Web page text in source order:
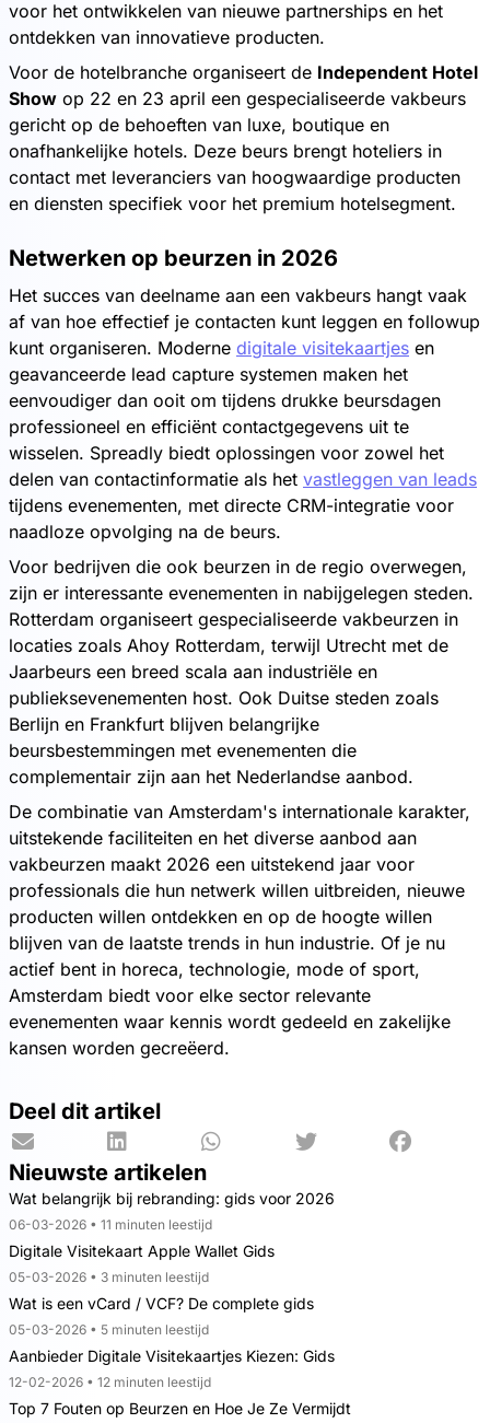
voor het ontwikkelen van nieuwe partnerships en het
ontdekken van innovatieve producten.
Voor de hotelbranche organiseert de Independent Hotel
Show op 22 en 23 april een gespecialiseerde vakbeurs
gericht op de behoeften van luxe, boutique en
onafhankelijke hotels. Deze beurs brengt hoteliers in
contact met leveranciers van hoogwaardige producten
en diensten specifiek voor het premium hotelsegment.
Netwerken op beurzen in 2026
Het succes van deelname aan een vakbeurs hangt vaak
af van hoe effectief je contacten kunt leggen en followup
kunt organiseren. Moderne digitale visitekaartjes en
geavanceerde lead capture systemen maken het
eenvoudiger dan ooit om tijdens drukke beursdagen
professioneel en efficiënt contactgegevens uit te
wisselen. Spreadly biedt oplossingen voor zowel het
delen van contactinformatie als het vastleggen van leads
tijdens evenementen, met directe CRM-integratie voor
naadloze opvolging na de beurs.
Voor bedrijven die ook beurzen in de regio overwegen,
zijn er interessante evenementen in nabijgelegen steden.
Rotterdam organiseert gespecialiseerde vakbeurzen in
locaties zoals Ahoy Rotterdam, terwijl Utrecht met de
Jaarbeurs een breed scala aan industriële en
publieksevenementen host. Ook Duitse steden zoals
Berlijn en Frankfurt blijven belangrijke
beursbestemmingen met evenementen die
complementair zijn aan het Nederlandse aanbod.
De combinatie van Amsterdam's internationale karakter,
uitstekende faciliteiten en het diverse aanbod aan
vakbeurzen maakt 2026 een uitstekend jaar voor
professionals die hun netwerk willen uitbreiden, nieuwe
producten willen ontdekken en op de hoogte willen
blijven van de laatste trends in hun industrie. Of je nu
actief bent in horeca, technologie, mode of sport,
Amsterdam biedt voor elke sector relevante
evenementen waar kennis wordt gedeeld en zakelijke
kansen worden gecreëerd.
Deel dit artikel
Nieuwste artikelen
Wat belangrijk bij rebranding: gids voor 2026
06-03-2026 • 11 minuten leestijd
Digitale Visitekaart Apple Wallet Gids
05-03-2026 • 3 minuten leestijd
Wat is een vCard / VCF? De complete gids
05-03-2026 • 5 minuten leestijd
Aanbieder Digitale Visitekaartjes Kiezen: Gids
12-02-2026 • 12 minuten leestijd
Top 7 Fouten op Beurzen en Hoe Je Ze Vermijdt